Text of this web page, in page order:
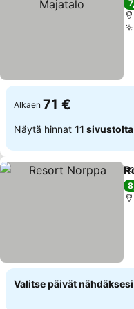
Alkaen 71 €
Näytä hinnat 11 sivustolta
Valitse päivät